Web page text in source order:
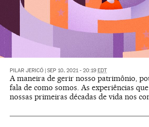
PILAR JERICÓ SEP 10, 2021 - 20:19 EDT
A maneira de gerir nosso patrimônio,
fala de como somos. As experiências
nossas primeiras décadas de vida nos